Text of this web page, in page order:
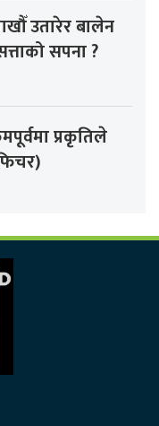
उतारेर बालेन
सपना ?
प्रकृतिले